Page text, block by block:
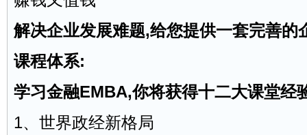
解决企业发展难题,给您提供一套完善的
课程体系:
学习金融EMBA,你将获得十二大课堂
1、世界政经新格局